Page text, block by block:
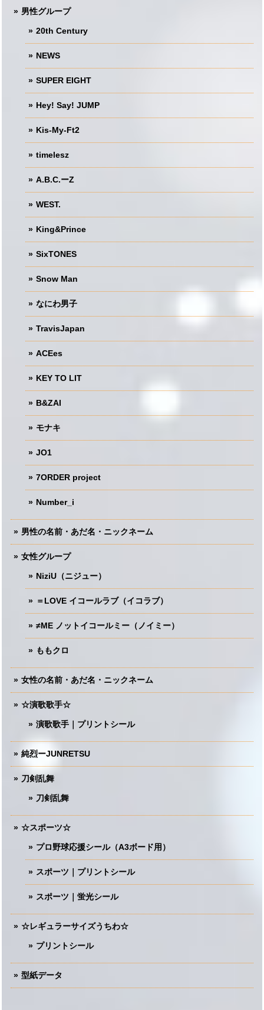
男性グループ
20th Century
NEWS
SUPER EIGHT
Hey! Say! JUMP
Kis-My-Ft2
timelesz
A.B.C.ーZ
WEST.
King&Prince
SixTONES
Snow Man
なにわ男子
TravisJapan
ACEes
KEY TO LIT
B&ZAI
モナキ
JO1
7ORDER project
Number_i
男性の名前・あだ名・ニックネーム
女性グループ
NiziU（ニジュー）
＝LOVE イコールラブ（イコラブ）
≠ME ノットイコールミー（ノイミー）
ももクロ
女性の名前・あだ名・ニックネーム
☆演歌歌手☆
演歌歌手｜プリントシール
純烈ーJUNRETSU
刀剣乱舞
刀剣乱舞
☆スポーツ☆
プロ野球応援シール（A3ボード用）
スポーツ｜プリントシール
スポーツ｜蛍光シール
☆レギュラーサイズうちわ☆
プリントシール
型紙データ